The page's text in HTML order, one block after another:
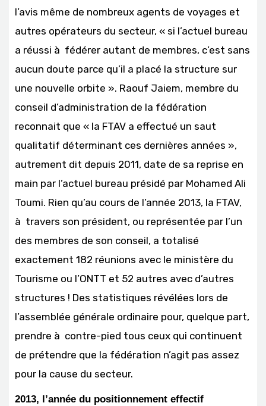
l’avis même de nombreux agents de voyages et
autres opérateurs du secteur, « si l’actuel bureau
a réussi à fédérer autant de membres, c’est sans
aucun doute parce qu’il a placé la structure sur
une nouvelle orbite ». Raouf Jaiem, membre du
conseil d’administration de la fédération
reconnait que « la FTAV a effectué un saut
qualitatif déterminant ces dernières années »,
autrement dit depuis 2011, date de sa reprise en
main par l’actuel bureau présidé par Mohamed Ali
Toumi. Rien qu’au cours de l’année 2013, la FTAV,
à travers son président, ou représentée par l’un
des membres de son conseil, a totalisé
exactement 182 réunions avec le ministère du
Tourisme ou l’ONTT et 52 autres avec d’autres
structures ! Des statistiques révélées lors de
l’assemblée générale ordinaire pour, quelque part,
prendre à contre-pied tous ceux qui continuent
de prétendre que la fédération n’agit pas assez
pour la cause du secteur.
2013, l’année du positionnement effectif